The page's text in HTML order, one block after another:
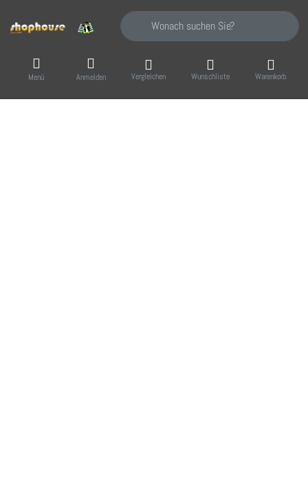
Geben Sie einen Suchbegriff ein. Während
Menü Anmelden Vergleichen Wunschliste Warenkorb